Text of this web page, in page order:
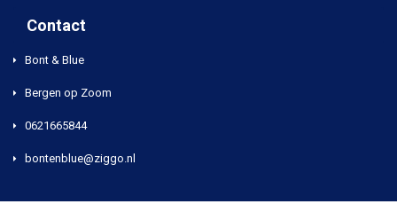
Contact
Bont & Blue
Bergen op Zoom
0621665844
bontenblue@ziggo.nl